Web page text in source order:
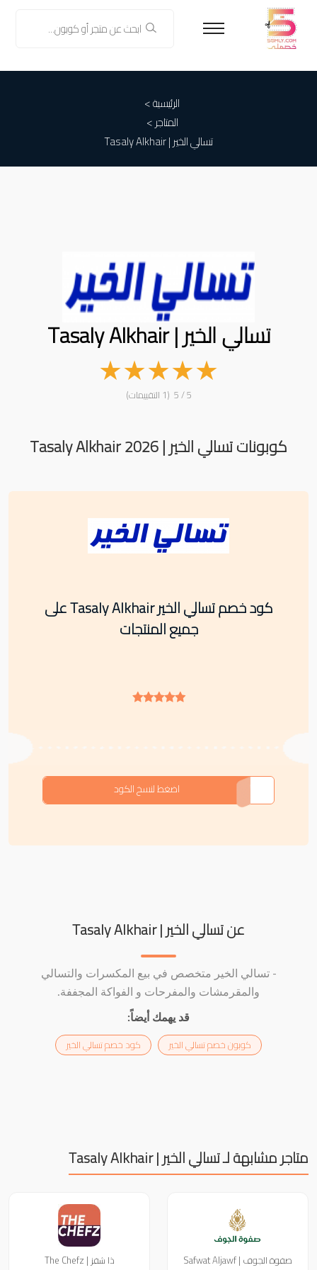
الرئيسية >
المتاجر >
تسالي الخير | Tasaly Alkhair
تسالي الخير | Tasaly Alkhair
★
★
★
★
★ 5 / 5 (1 التقييمات)
كوبونات تسالي الخير | Tasaly Alkhair 2026
كود خصم تسالي الخير Tasaly Alkhair على
جميع المنتجات
اضغط لنسخ الكود
عن تسالي الخير | Tasaly Alkhair
- تسالي الخير متخصص في بيع المكسرات والتسالي
والمقرمشات والمفرحات و الفواكة المجففة.
قد يهمك أيضاً:
كوبون خصم تسالي الخير كود خصم تسالي الخير
متاجر مشابهة لـ تسالي الخير | Tasaly Alkhair
صفوة الجوف | Safwat Aljawf ذا شفز | The Chefz